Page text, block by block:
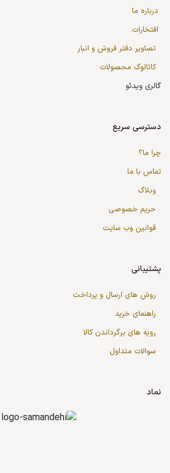
درباره ما
افتخارات
تصاویر دفتر فروش و انبار
کاتالوگ محصولات
گالری ویدئو
دسترسی سریع
چرا ما؟
تماس با ما
وبلاگ
حریم خصوصی
قوانین وب سایت
پشتیبانی
روش های ارسال و پرداخت
راهنمای خرید
رویه های برگرداندن کالا
سوالات متداول
نماد